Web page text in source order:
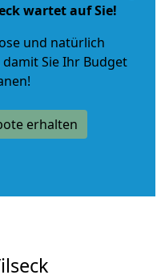
wartet auf Sie!
und natürlich
damit Sie Ihr Budget
erhalten